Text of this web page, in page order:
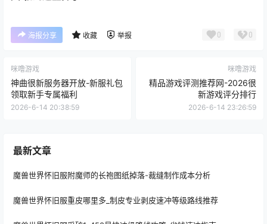
海报分享 收藏 举报 0 0
咪噜游戏
神曲很新服务器开放-新服礼包
领取新手专属福利
2026-6-14 20:38:59
咪噜游戏
精品游戏评测推荐网-2026很
新游戏评分排行
2026-6-14 23:26:59
最新文章
魔兽世界怀旧服附魔师的长袍图纸掉落-裁缝制作成本分析
魔兽世界怀旧服重皮哪里多_制皮专业剥皮速冲等级路线推荐